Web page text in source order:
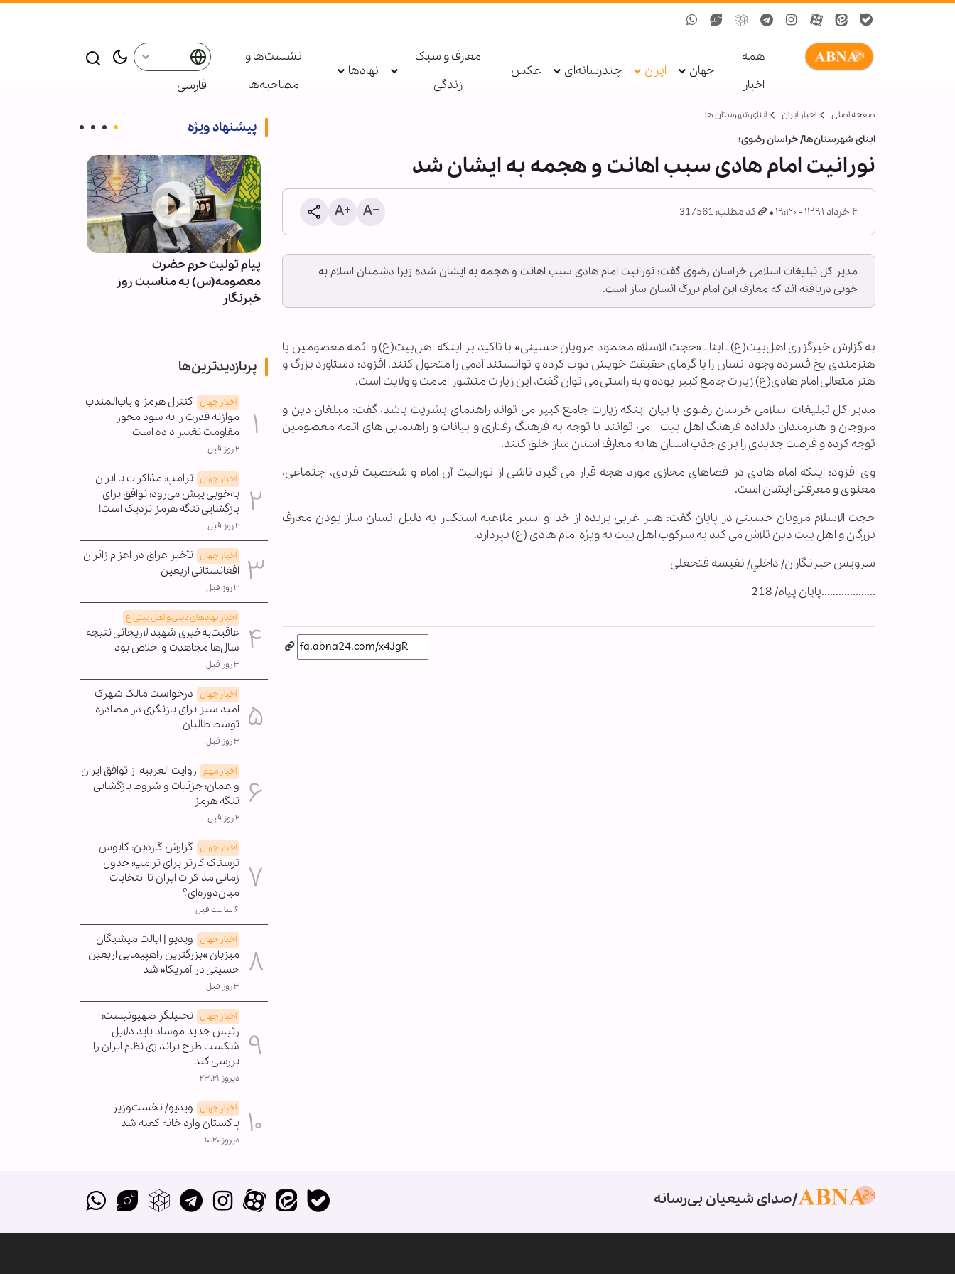
همه
اخبار
جهان ایران چندرسانه‌ای عکس
معارف و سبک
زندگی
نهادها
نشست‌ها و
مصاحبه‌ها
فارسی
صفحه اصلی اخبار ایران ابنای شهرستان ها
ابنای شهرستان‌ها/ خراسان رضوی؛
نورانیت امام هادی سبب اهانت و هجمه به ایشان شد
۴ خرداد ۱۳۹۱ - ۱۹:۳۰ کد مطلب: 317561
مدیر کل تبلیغات اسلامی خراسان رضوی گفت: نورانیت امام هادی سبب اهانت و هجمه به ایشان شده زیرا دشمنان اسلام به
خوبی دریافته اند که معارف این امام بزرگ انسان ساز است.
به گزارش خبرگزاری اهل‌بیت(ع) ـ ابنا ـ «حجت الاسلام محمود مرویان حسینی» با تاکید بر اینکه اهل‌بیت(ع) و ائمه معصومین با
هنرمندی یخ فسرده وجود انسان را با گرمای حقیقت خویش ذوب کرده و توانستند آدمی را متحول کنند، افزود: دستاورد بزرگ و
هنر متعالی امام هادی(ع) زیارت جامع کبیر بوده و به راستی می توان گفت، این زیارت منشور امامت و ولایت است.
مدیر کل تبلیغات اسلامی خراسان رضوی با بیان اینکه زیارت جامع کبیر می تواند راهنمای بشریت باشد، گفت: مبلغان دین و
مروجان و هنرمندان دلداده فرهنگ اهل بیت می توانند با توجه به فرهنگ رفتاری و بیانات و راهنمایی های ائمه معصومین
توجه کرده و فرصت جدیدی را برای جذب اسنان ها به معارف اسنان ساز خلق کنند.
وی افزود: اینکه امام هادی در فضاهای مجازی مورد هجه قرار می گیرد ناشی از نورانیت آن امام و شخصیت فردی، اجتماعی،
معنوی و معرفتی ایشان است.
حجت الاسلام مرویان حسینی در پایان گفت: هنر غربی بریده از خدا و اسیر ملاعبه استکبار به دلیل انسان ساز بودن معارف
بزرگان و اهل بیت دین تلاش می کند به سرکوب اهل بیت به ویژه امام هادی (ع) بپردازد.
سرويس خبرنگاران/ داخلي/ نفیسه فتحعلی
...................پایان پیام/ 218
پیشنهاد ویژه
خبرنگاری رسالتی اخلاقی، انسانی و
اجتماعی است/ خبرنگاران چشم
پیام تولیت حرم حضرت
معصومه(س) به مناسبت روز
خبرنگار
پربازدیدترین‌ها
اخبار جهان کنترل هرمز و باب‌المندب
موازنه قدرت را به سود محور
مقاومت تغییر داده است
۲ روز قبل
اخبار جهان ترامپ: مذاکرات با ایران
به‌خوبی پیش می‌رود؛ توافق برای
بازگشایی تنگه هرمز نزدیک است!
۲ روز قبل
اخبار جهان تأخیر عراق در اعزام زائران
افغانستانی اربعین
۳ روز قبل
اخبار نهادهای دینی و اهل بیتی ع
عاقبت‌به‌خیری شهید لاریجانی نتیجه
سال‌ها مجاهدت و اخلاص بود
۳ روز قبل
اخبار جهان درخواست مالک شهرک
امید سبز برای بازنگری در مصادره
توسط طالبان
۳ روز قبل
اخبار مهم روایت العربیه از توافق ایران
و عمان؛ جزئیات و شروط بازگشایی
تنگه هرمز
۲ روز قبل
اخبار جهان گزارش گاردین: کابوس
ترسناک کارتر برای ترامپ؛ جدول
زمانی مذاکرات ایران تا انتخابات
میان‌دوره‌ای؟
۶ ساعت قبل
اخبار جهان ویدیو | ایالت میشیگان
میزبان »بزرگترین راهپیمایی اربعین
حسینی در آمریکا« شد
۳ روز قبل
اخبار جهان تحلیلگر صهیونیست:
رئیس جدید موساد باید دلایل
شکست طرح براندازی نظام ایران را
بررسی کند
دیروز ۲۳:۲۱
اخبار جهان ویدیو/ نخست‌وزیر
پاکستان وارد خانه کعبه شد
دیروز ۱۰:۲۰
صدای شیعیان بی‌رسانه